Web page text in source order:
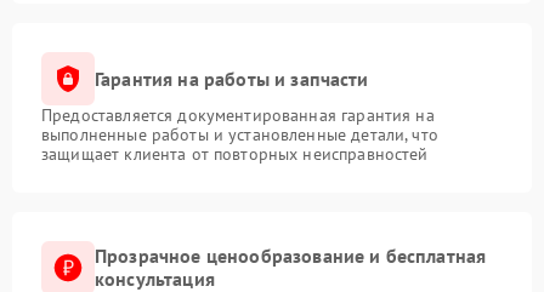
Гарантия на работы и запчасти
Предоставляется документированная гарантия на
выполненные работы и установленные детали, что
защищает клиента от повторных неисправностей
Прозрачное ценообразование и бесплатная
консультация